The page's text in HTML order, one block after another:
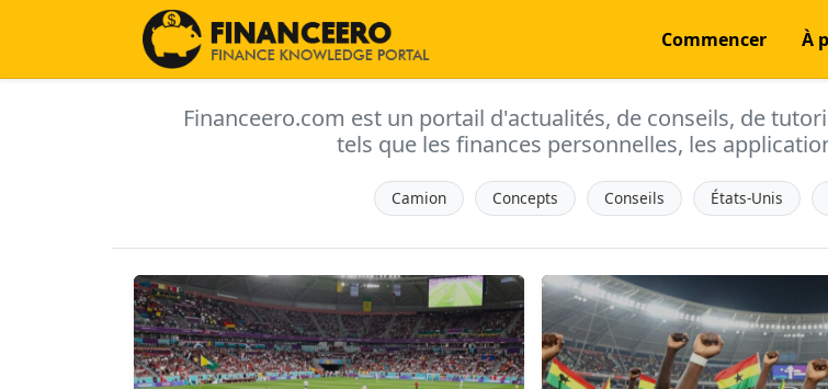
Commencer À
Financeero.com est un portail d'actualités, de conseils, de
tels que les finances personnelles, les
Camion Concepts Conseils États-Unis